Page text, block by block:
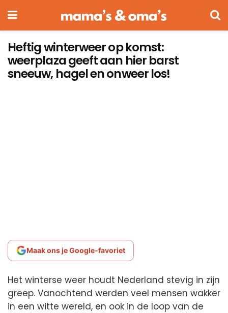
Heftig winterweer op komst:
weerplaza geeft aan hier barst
sneeuw, hagel en onweer los!
Maak ons je Google-favoriet
Het winterse weer houdt Nederland stevig in zijn
greep. Vanochtend werden veel mensen wakker
in een witte wereld, en ook in de loop van de